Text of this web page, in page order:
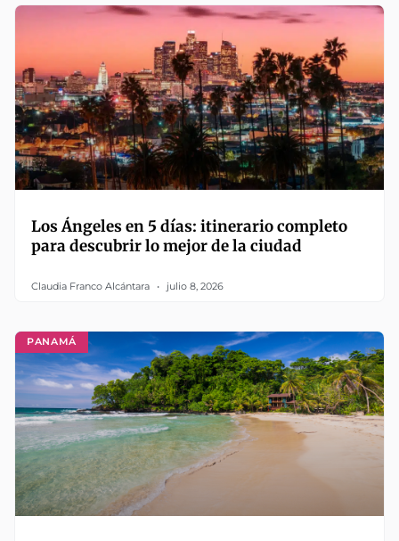
Los Ángeles en 5 días: itinerario completo
para descubrir lo mejor de la ciudad
Claudia Franco Alcántara julio 8, 2026
PANAMÁ